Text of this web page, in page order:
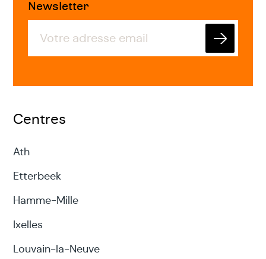
Newsletter
Centres
Ath
Etterbeek
Hamme-Mille
Ixelles
Louvain-la-Neuve